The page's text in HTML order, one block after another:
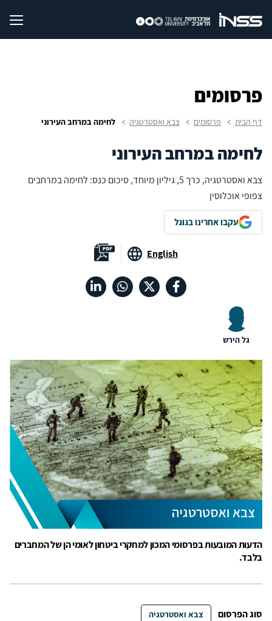
פרסומים
דף הבית פרסומים צבא ואסטרטגיה לחימה במרחב העירוני
לחימה במרחב העירוני
צבא ואסטרטגיה, כרך 5, גיליון מיוחד, סיכום כנס: לחימה במרחבים
צפופי אוכלוסין
עקבו אחרינו בגוגל
English
גל הירש
הדעות המובעות בפרסומי המכון למחקרי ביטחון לאומי הן של המחברים
בלבד.
סוג הפרסום צבא ואסטרטגיה